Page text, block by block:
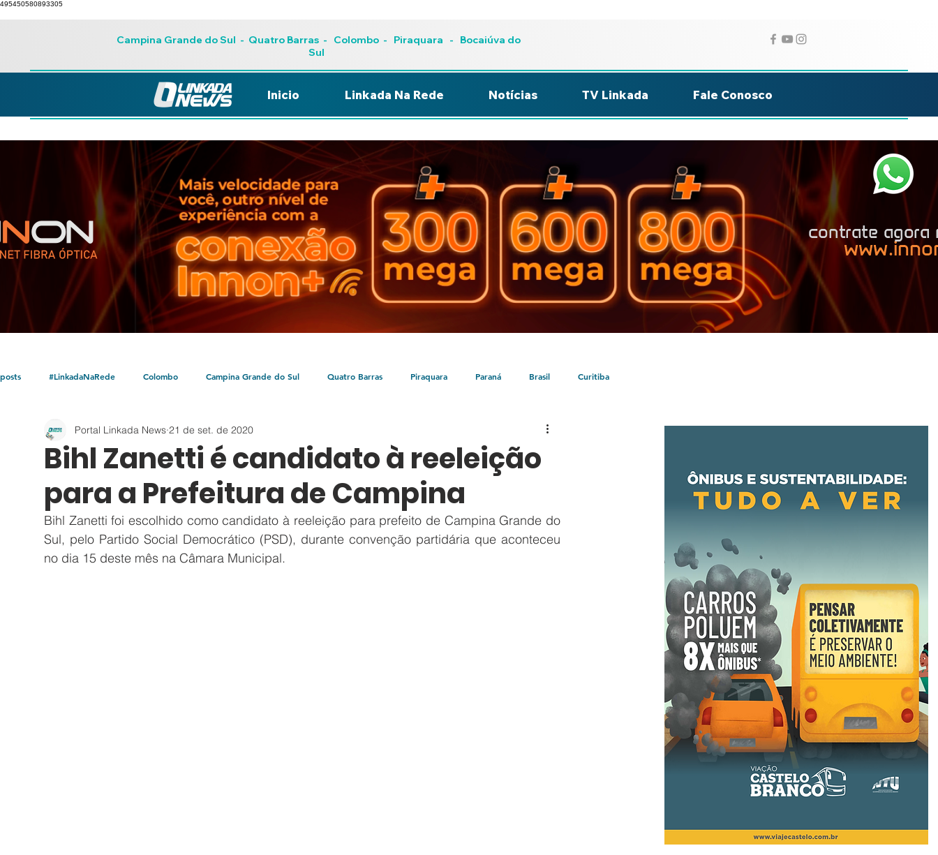
495450580893305
Campina Grande do Sul - Quatro Barras- Colombo- Piraquara - Bocaiúva do
Sul
Inicio Linkada Na Rede Notícias TV Linkada Fale Conosco
#LinkadaNaRede Colombo Campina Grande do Sul Quatro Barras Piraquara Paraná Brasil Curitiba
Policial Bocaiúva do Sul Litoral
Bihl Zanetti é candidato à reeleição
para a Prefeitura de Campina
Portal Linkada News 21 de set. de 2020
Bihl Zanetti foi escolhido como candidato à reeleição para prefeito de Campina Grande do
Sul, pelo Partido Social Democrático (PSD), durante convenção partidária que aconteceu
no dia 15 deste mês na Câmara Municipal.